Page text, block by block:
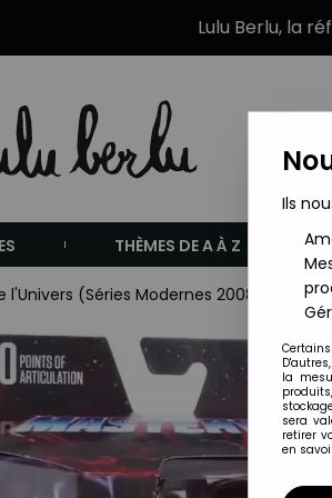
Lulu Berlu, la
THÈMES DE A À Z
l'Univers (Séries Modernes 2008 et +) >
Ils
la
sera
retirer
en